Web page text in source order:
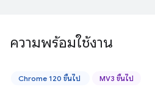
ความพร้อมใช้งาน
Chrome 120 ขึ้นไป MV3 ขึ้นไป